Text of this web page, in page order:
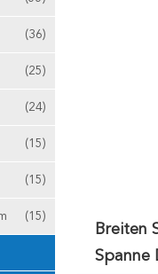
(36)
(25)
(24)
(15)
(15)
(15)
Breiten
Spanne